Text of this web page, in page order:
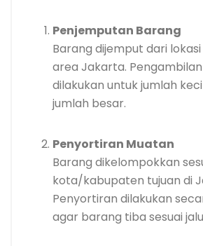
Penjemputan Barang
Barang dijemput dari
area Jakarta.
dilakukan untuk jumlah
jumlah besar.
Penyortiran Muatan
Barang dikelompokkan
kota/kabupaten tujuan di
Penyortiran dilakukan
agar barang tiba sesuai